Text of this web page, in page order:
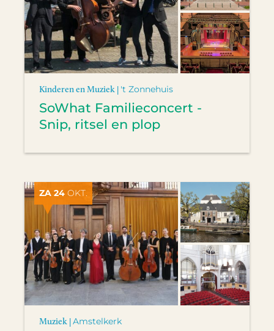
Kinderen en Muziek | 't Zonnehuis
SoWhat Familieconcert -
Snip, ritsel en plop
ZA 24 OKT.
Muziek |Amstelkerk